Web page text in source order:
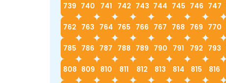
739 740 741 742 743 744 745 746 747
762 763 764 765 766 767 768 769 770
785 786 787 788 789 790 791 792 793
808 809 810 811 812 813 814 815 816